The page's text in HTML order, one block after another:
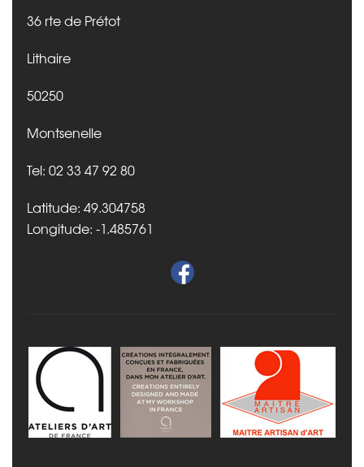
36 rte de Prétot
Lithaire
50250
Montsenelle
Tel: 02 33 47 92 80
Latitude: 49.304758
Longitude: -1.485761